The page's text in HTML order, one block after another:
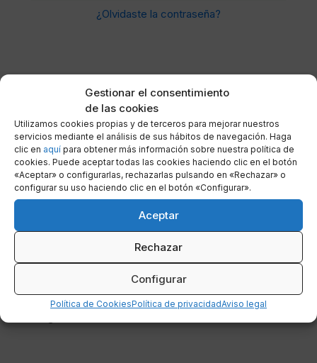
Gestionar el consentimiento
de las cookies
Utilizamos cookies propias y de terceros para mejorar nuestros
servicios mediante el análisis de sus hábitos de navegación. Haga
clic en aquí para obtener más información sobre nuestra política de
cookies. Puede aceptar todas las cookies haciendo clic en el botón
«Aceptar» o configurarlas, rechazarlas pulsando en «Rechazar» o
configurar su uso haciendo clic en el botón «Configurar».
Aceptar
Rechazar
Configurar
Política de CookiesPolítica de privacidadAviso legal
¿Olvidaste la contraseña?
NOSOTROS TARIFAS
Tarifa fuera de horario